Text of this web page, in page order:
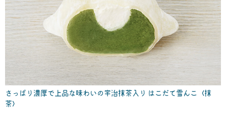
さっぱり濃厚で上品な味わいの宇治抹茶入り はこだて雪んこ〈抹
茶〉